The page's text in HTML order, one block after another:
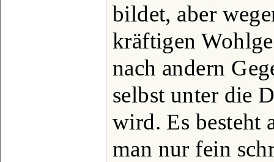
bildet, aber
kräftigen
nach andern
selbst unter die
wird. Es besteht
man nur fein